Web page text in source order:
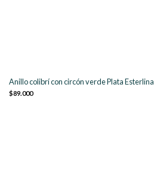
Anillo colibrí con circón verde Plata Esterlina
$89.000